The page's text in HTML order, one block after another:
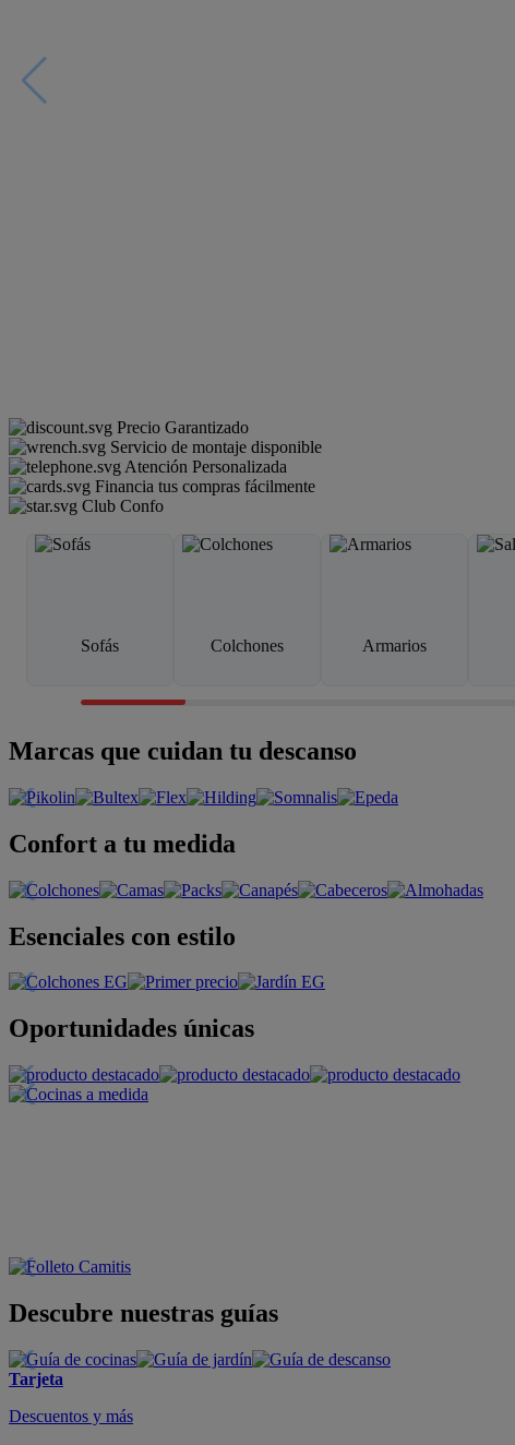
Precio Garantizado
Servicio de montaje disponible
Atención Personalizada
Financia tus compras fácilmente
Club Confo
Sofás Colchones Armarios
Marcas que cuidan tu descanso
Confort a tu medida
Esenciales con estilo
Oportunidades únicas
Descubre nuestras guías
Tarjeta
Descuentos y más